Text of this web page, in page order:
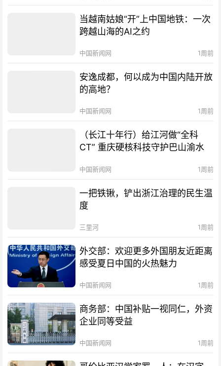
当越南姑娘“开”上中国地铁：一次
跨越山海的AI之约
中国新闻网 1周前
安逸成都，何以成为中国内陆开放
的高地？
中国新闻网 1周前
（长江十年行）给江河做“全科
CT” 重庆硬核科技守护巴山渝水
中国新闻网 1周前
一把铁锹，铲出浙江治理的民生温
度
三里河 1周前
外交部：欢迎更多外国朋友近距离
感受夏日中国的火热魅力
中国新闻网 1周前
商务部：中国补贴一视同仁，外资
企业同等受益
中国新闻网 1周前